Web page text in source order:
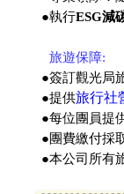
●執行ESG減
旅遊保障:
●簽訂觀光局
●提供旅行社
●每位團員提
●團費繳付採
●本公司所有